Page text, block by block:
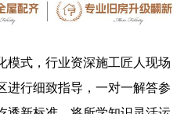
模式，行业资深施工匠人现场
进行细致指导，一对一解答参